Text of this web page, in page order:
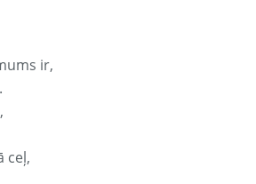
ir,
ceļ,